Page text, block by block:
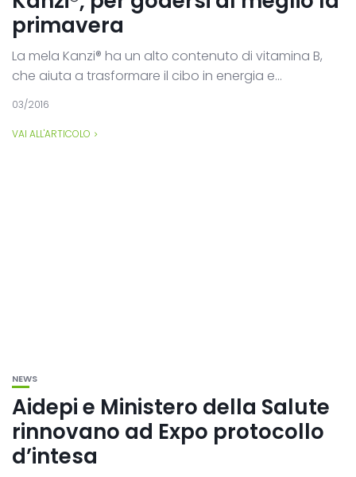
primavera
La mela Kanzi® ha un alto contenuto di vitamina B,
che aiuta a trasformare il cibo in energia e...
03/2016
VAI ALL'ARTICOLO
NEWS
Aidepi e Ministero della Salute
rinnovano ad Expo protocollo
d’intesa